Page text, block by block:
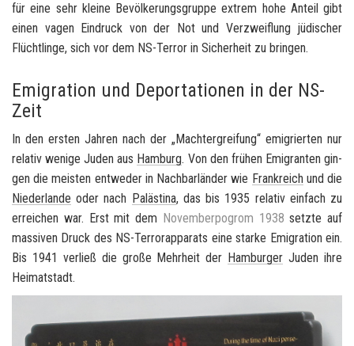
für eine sehr klei­ne Be­völ­ke­rungs­grup­pe ex­trem hohe An­teil gibt
einen vagen Ein­druck von der Not und Ver­zweif­lung jü­di­scher
Flücht­lin­ge, sich vor dem NS-​Terror in Si­cher­heit zu brin­gen.
Emigration und Deportationen in der NS-
Zeit
In den ers­ten Jah­ren nach der „Macht­er­grei­fung“ emi­grier­ten nur
re­la­tiv we­ni­ge Juden aus Ham­burg. Von den frü­hen Emi­gran­ten gin­
gen die meis­ten ent­we­der in Nach­bar­län­der wie Frank­reich und die
Nie­der­lan­de oder nach Pa­läs­ti­na, das bis 1935 re­la­tiv ein­fach zu
er­rei­chen war. Erst mit dem No­vem­ber­po­grom 1938 setz­te auf
mas­si­ven Druck des NS-​Terrorapparats eine star­ke Emi­gra­ti­on ein.
Bis 1941 ver­ließ die große Mehr­heit der Ham­bur­ger Juden ihre
Hei­mat­stadt.